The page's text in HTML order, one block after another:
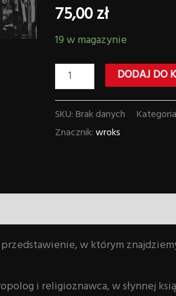
75,00zł
19 w magazynie
19:00
DODAJ DO
SKU:Brak danych
Znacznik:wroks
w którym
i religioznawca, w słynnej